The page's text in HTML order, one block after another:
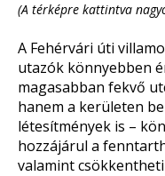
(A térképre kattintva
A Fehérvári úti
utazók könnyebben
magasabban fekvő
hanem a kerületen
létesítmények is –
hozzájárul a
valamint